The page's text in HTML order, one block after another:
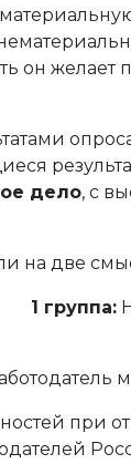
он
дело, с
на две
1 группа:
при